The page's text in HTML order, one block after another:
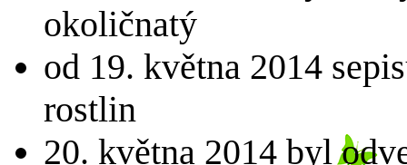
okoličnatý
od 19. května 2014
rostlin
20. května 2014 byl